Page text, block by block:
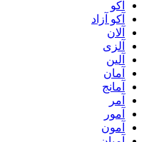
آکو
آکو آزاد
آلان
آلزی
آلین
آمان
آمانج
آمر
آمور
آمون